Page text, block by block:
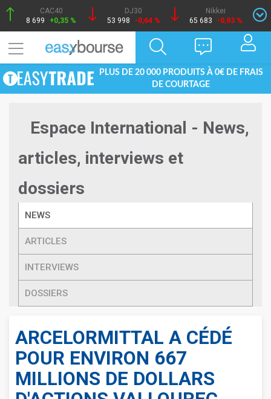
CAC40
8 699
+0,35 %
DJ30
53 998
-0,64 %
Nikkei
65 683
-0,93 %
PLUS DE 20 000 PRODUITS À 0€ DE FRAIS
DE COURTAGE
Espace International - News,
articles, interviews et
dossiers
NEWS
ARTICLES
INTERVIEWS
DOSSIERS
ARCELORMITTAL A CÉDÉ
POUR ENVIRON 667
MILLIONS DE DOLLARS